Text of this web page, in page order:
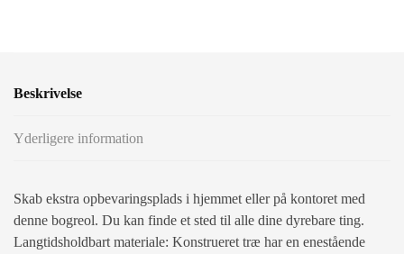
Beskrivelse
Yderligere information
Skab ekstra opbevaringsplads i hjemmet eller på kontoret med
denne bogreol. Du kan finde et sted til alle dine dyrebare ting.
Langtidsholdbart materiale: Konstrueret træ har en enestående